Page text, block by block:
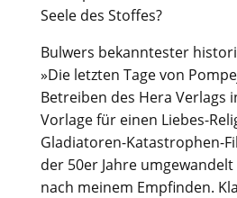
Seele des Stoffes?
Bulwers bekanntester
»Die letzten Tage von
Betreiben des Hera Verlags
Vorlage für einen Liebes-
Gladiatoren-Katastrophen-
der 50er Jahre
nach meinem Empfinden.